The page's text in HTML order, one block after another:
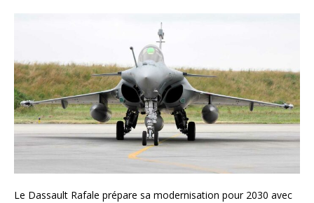
Le Dassault Rafale prépare sa modernisation pour 2030 avec